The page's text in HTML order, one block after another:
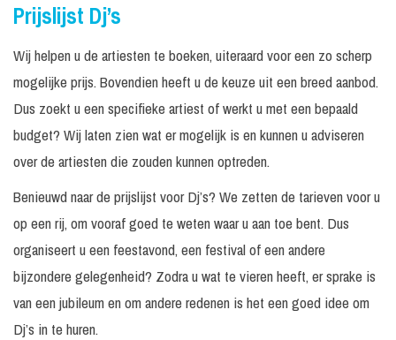
Prijslijst Dj’s
Wij helpen u de artiesten te boeken, uiteraard voor een zo scherp
mogelijke prijs. Bovendien heeft u de keuze uit een breed aanbod.
Dus zoekt u een specifieke artiest of werkt u met een bepaald
budget? Wij laten zien wat er mogelijk is en kunnen u adviseren
over de artiesten die zouden kunnen optreden.
Benieuwd naar de prijslijst voor Dj’s? We zetten de tarieven voor u
op een rij, om vooraf goed te weten waar u aan toe bent. Dus
organiseert u een feestavond, een festival of een andere
bijzondere gelegenheid? Zodra u wat te vieren heeft, er sprake is
van een jubileum en om andere redenen is het een goed idee om
Dj’s in te huren.